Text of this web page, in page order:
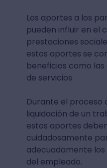
Los aportes a los
pueden influir en el
prestaciones
estos aportes se
beneficios como
de servicios.
Durante el proceso
liquidación de un
estos aportes
cuidadosamente
adecuadamente
del empleado.